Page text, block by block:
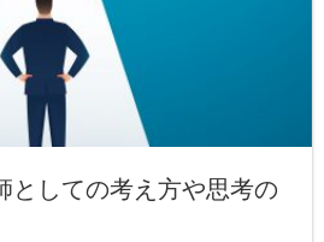
としての考え方や思考の